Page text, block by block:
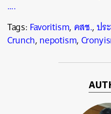
….
Tags:Favoritism, คสช.,ปร
Crunch,nepotism,